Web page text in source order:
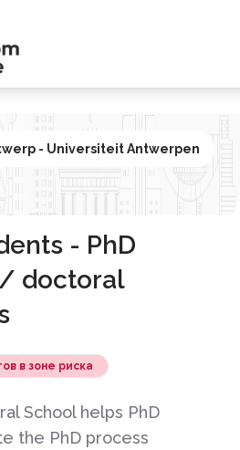
- Universiteit Antwerpen
- PhD
doctoral
в зоне риска
School helps PhD
the PhD process